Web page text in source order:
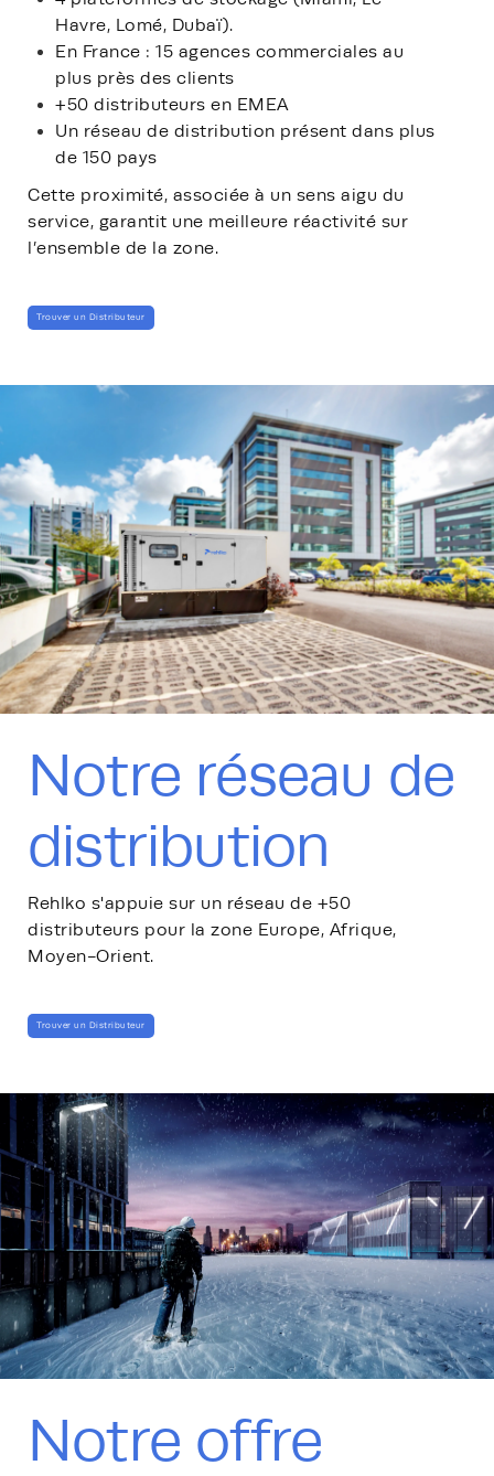
Havre, Lomé, Dubaï).
En France : 15 agences commerciales au
plus près des clients
+50 distributeurs en EMEA
Un réseau de distribution présent dans plus
de 150 pays
Cette proximité, associée à un sens aigu du
service, garantit une meilleure réactivité sur
l’ensemble de la zone.
Trouver un Distributeur
Notre réseau de
distribution
Rehlko s'appuie sur un réseau de +50
distributeurs pour la zone Europe, Afrique,
Moyen-Orient.
Trouver un Distributeur
Notre offre